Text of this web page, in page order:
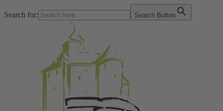
Search for: Search Button